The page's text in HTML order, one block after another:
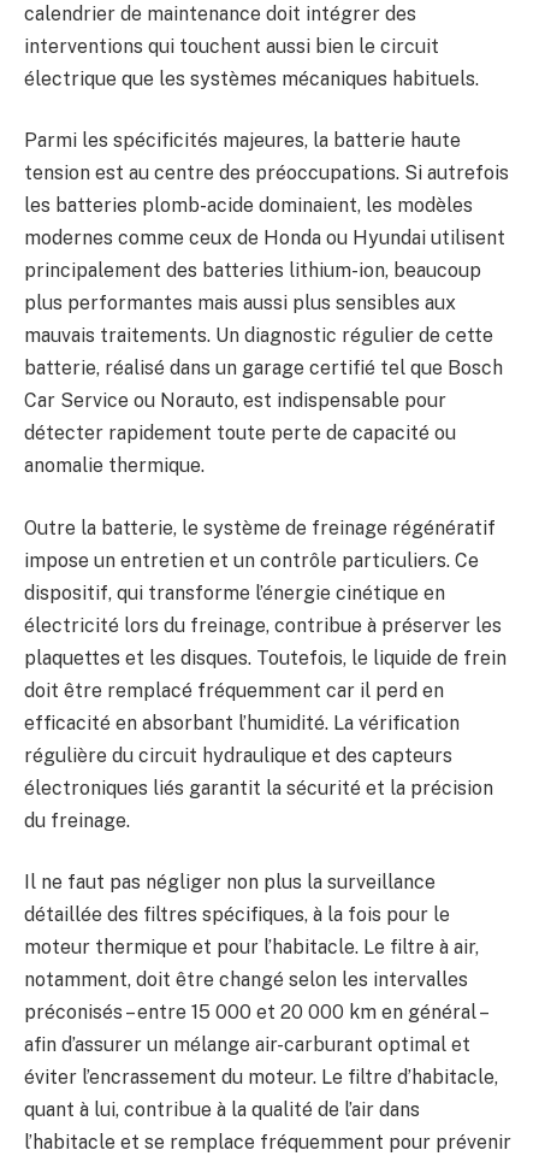
calendrier de maintenance doit intégrer des
interventions qui touchent aussi bien le circuit
électrique que les systèmes mécaniques habituels.
Parmi les spécificités majeures, la batterie haute
tension est au centre des préoccupations. Si autrefois
les batteries plomb-acide dominaient, les modèles
modernes comme ceux de Honda ou Hyundai utilisent
principalement des batteries lithium-ion, beaucoup
plus performantes mais aussi plus sensibles aux
mauvais traitements. Un diagnostic régulier de cette
batterie, réalisé dans un garage certifié tel que Bosch
Car Service ou Norauto, est indispensable pour
détecter rapidement toute perte de capacité ou
anomalie thermique.
Outre la batterie, le système de freinage régénératif
impose un entretien et un contrôle particuliers. Ce
dispositif, qui transforme l’énergie cinétique en
électricité lors du freinage, contribue à préserver les
plaquettes et les disques. Toutefois, le liquide de frein
doit être remplacé fréquemment car il perd en
efficacité en absorbant l’humidité. La vérification
régulière du circuit hydraulique et des capteurs
électroniques liés garantit la sécurité et la précision
du freinage.
Il ne faut pas négliger non plus la surveillance
détaillée des filtres spécifiques, à la fois pour le
moteur thermique et pour l’habitacle. Le filtre à air,
notamment, doit être changé selon les intervalles
préconisés – entre 15 000 et 20 000 km en général –
afin d’assurer un mélange air-carburant optimal et
éviter l’encrassement du moteur. Le filtre d’habitacle,
quant à lui, contribue à la qualité de l’air dans
l’habitacle et se remplace fréquemment pour prévenir